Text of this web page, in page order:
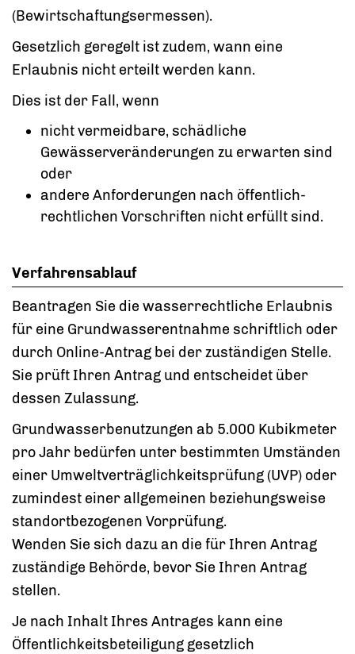
(Bewirtschaftungsermessen).
Gesetzlich geregelt ist zudem, wann eine
Erlaubnis nicht erteilt werden kann.
Dies ist der Fall, wenn
nicht vermeidbare, schädliche
Gewässerveränderungen zu erwarten sind
oder
andere Anforderungen nach öffentlich-
rechtlichen Vorschriften nicht erfüllt sind.
Verfahrensablauf
Beantragen Sie die wasserrechtliche Erlaubnis
für eine Grundwasserentnahme schriftlich oder
durch Online-Antrag bei der zuständigen Stelle.
Sie prüft Ihren Antrag und entscheidet über
dessen Zulassung.
Grundwasserbenutzungen ab 5.000 Kubikmeter
pro Jahr bedürfen unter bestimmten Umständen
einer Umweltverträglichkeitsprüfung (UVP) oder
zumindest einer allgemeinen beziehungsweise
standortbezogenen Vorprüfung.
Wenden Sie sich dazu an die für Ihren Antrag
zuständige Behörde, bevor Sie Ihren Antrag
stellen.
Je nach Inhalt Ihres Antrages kann eine
Öffentlichkeitsbeteiligung gesetzlich